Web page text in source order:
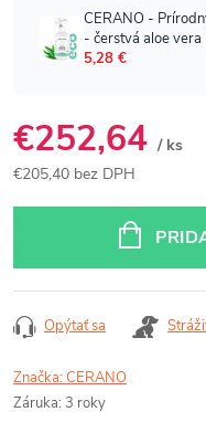
€252,64 / ks
€205,40 bez DPH
Opýtať sa
Značka:CERANO
Záruka: 3 roky